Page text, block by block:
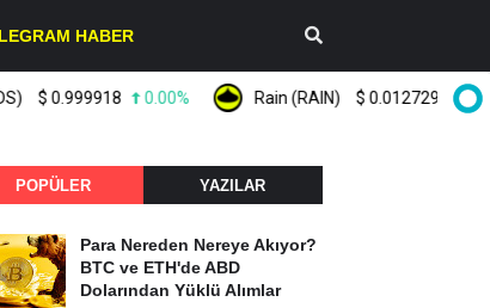
HABER
0.999918 0.00% Rain (RAIN) $0.012729 1.20%
POPÜLER YAZILAR
Para Nereden Nereye Akıyor?
BTC ve ETH'de ABD
Dolarından Yüklü Alımlar